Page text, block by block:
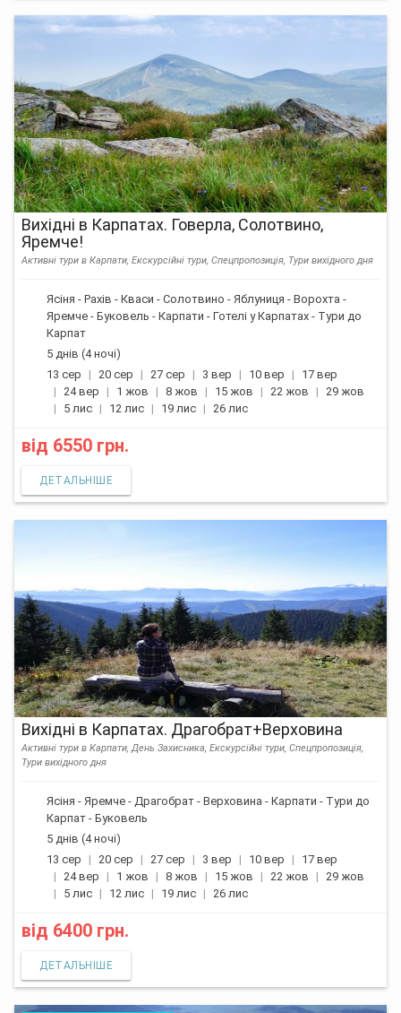
Вихідні в Карпатах. Говерла, Солотвино,
Яремче!
Активні тури в Карпати, Екскурсійні тури, Спецпропозиція, Тури вихідного дня
Ясіня - Рахів - Кваси - Солотвино - Яблуниця - Ворохта -
Яремче - Буковель - Карпати - Готелі у Карпатах - Тури до
Карпат
5 днів (4 ночі)
13 сер
20 сер 27 сер 3 вер 10 вер
17 вер
24 вер
1 жов 8 жов 15 жов 22 жов
29 жов
5 лис
12 лис 19 лис 26 лис
від 6550 грн.
ДЕТАЛЬНІШЕ
Вихідні в Карпатах. Драгобрат+Верховина
Активні тури в Карпати, День Захисника, Екскурсійні тури, Спецпропозиція,
Тури вихідного дня
Ясіня - Яремче - Драгобрат - Верховина - Карпати - Тури до
Карпат - Буковель
5 днів (4 ночі)
13 сер
20 сер 27 сер 3 вер 10 вер
17 вер
24 вер
1 жов 8 жов 15 жов 22 жов
29 жов
5 лис
12 лис 19 лис 26 лис
від 6400 грн.
ДЕТАЛЬНІШЕ